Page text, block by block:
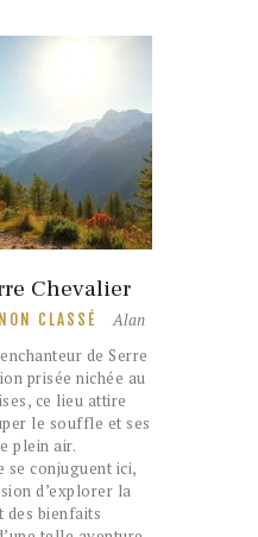
Chevalier
NON CLASSÉ
Alan
de Serre
prisée nichée au
ce lieu attire
le souffle et ses
plein air.
se conjuguent ici,
d’explorer la
bienfaits